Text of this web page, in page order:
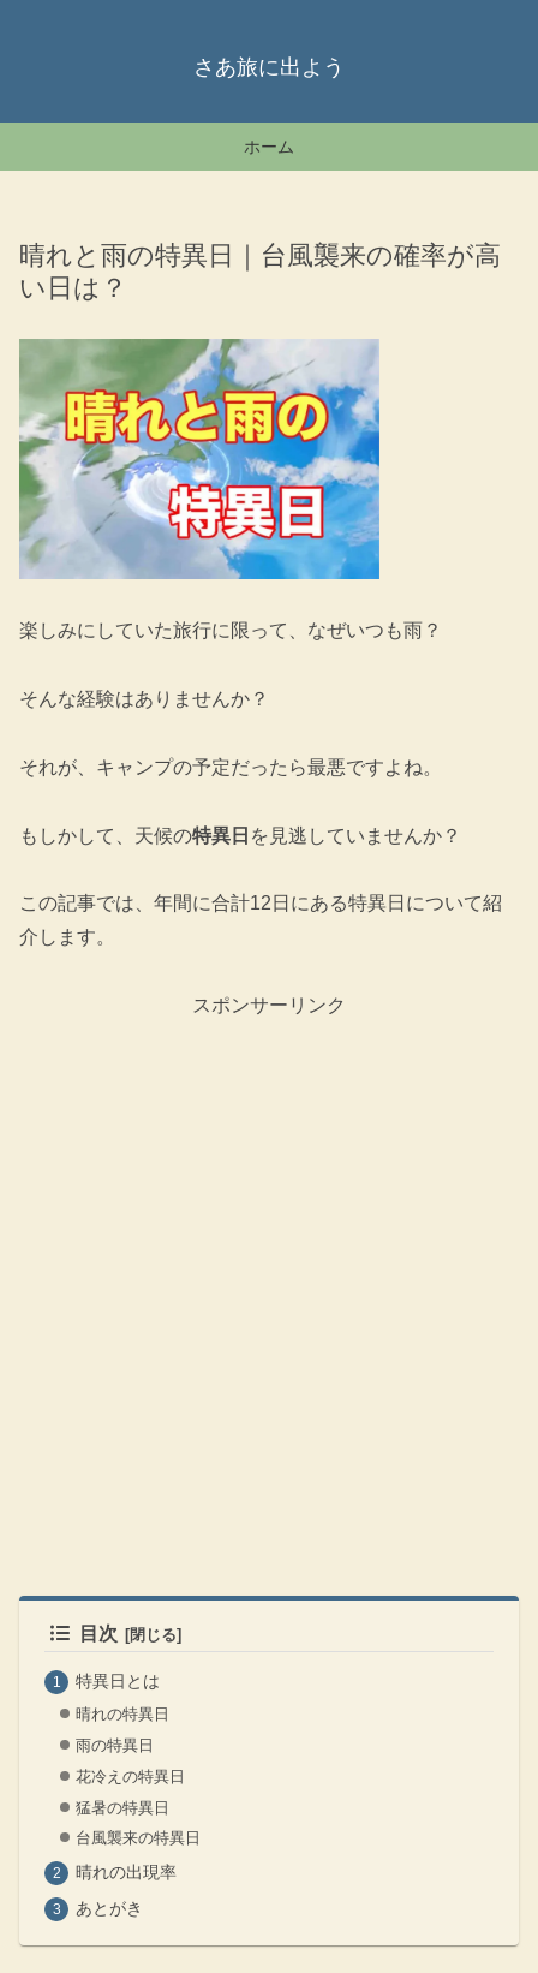
さあ旅に出よう
ホーム
晴れと雨の特異日｜台風襲来の確率が高
い日は？
楽しみにしていた旅行に限って、なぜいつも雨？
そんな経験はありませんか？
それが、キャンプの予定だったら最悪ですよね。
もしかして、天候の特異日 を見逃していませんか？
この記事では、年間に合計12日にある特異日について紹
介します。
スポンサーリンク
目次
特異日とは
晴れの特異日
雨の特異日
花冷えの特異日
猛暑の特異日
台風襲来の特異日
晴れの出現率
あとがき